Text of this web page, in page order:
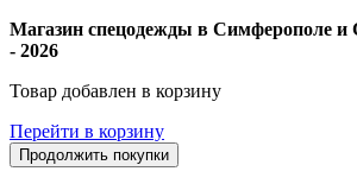
Магазин спецодежды в Симферополе и
- 2026
Товар добавлен в корзину
Перейти в корзину
Продолжить покупки